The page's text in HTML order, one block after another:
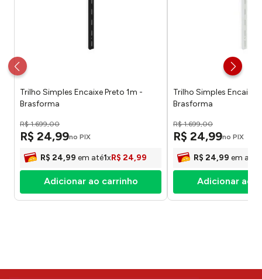
Trilho Simples Encaixe Preto 1m -
Brasforma
R$ 1.699,00
R$ 24,99no PIX
R$ 24,99 em até1xR$ 24,99
Adicionar ao carrinho
Trilho Simples Encaixe
Brasforma
R$ 1.699,00
R$ 24,99no PIX
R$ 24,99 em até
Adicionar ao